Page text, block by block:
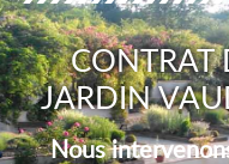
CONTRAT
JARDIN
Nous